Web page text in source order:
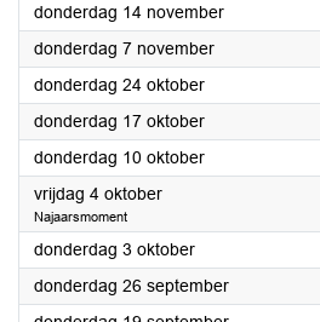
donderdag 14 november2024
donderdag 7 november2024
donderdag 24 oktober2024
donderdag 17 oktober2024
donderdag 10 oktober2024
vrijdag 4 oktober2024
Najaarsmoment
donderdag 3 oktober2024
donderdag 26 september2024